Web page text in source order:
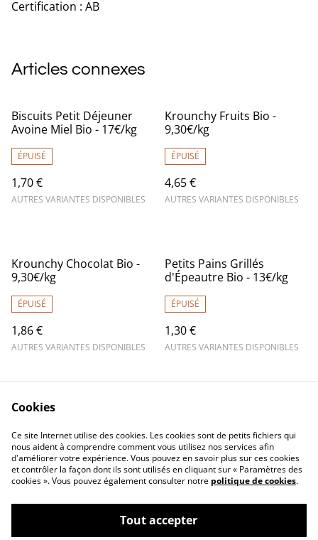
Certification : AB
Articles connexes
Biscuits Petit Déjeuner
Avoine Miel Bio - 17€/kg
ÉPUISÉ
1,70 €
AUTRES VARIANTES DISPONIBLES
Krounchy Fruits Bio -
9,30€/kg
ÉPUISÉ
4,65 €
AUTRES VARIANTES DISPONIBLES
Krounchy Chocolat Bio -
9,30€/kg
ÉPUISÉ
1,86 €
AUTRES VARIANTES DISPONIBLES
Petits Pains Grillés
d'Épeautre Bio - 13€/kg
ÉPUISÉ
1,30 €
AUTRES VARIANTES DISPONIBLES
Contactez-nous
Mentions légales
Conditions générales
de vente
Politique de
confidentialité
Politique de cookies
Cookies
Ce site Internet utilise des cookies. Les cookies sont de petits fichiers qui
nous aident à comprendre comment vous utilisez nos services afin
d'améliorer votre expérience. Vous pouvez en savoir plus sur ces cookies
et contrôler la façon dont ils sont utilisés en cliquant sur « Paramètres des
cookies ». Vous pouvez également consulter notre politique de cookies.
Tout accepter